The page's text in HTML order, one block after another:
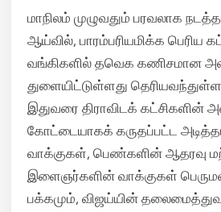
மாநிலம் முழுவதும் பரவலாக
ஆய்வில், பாரம்பரியமிக்க பெரிய
வங்கிகளில் தவெக கணிசமான
துளையிட்டுள்ளது
இதுவரை திராவிடக் கட்சிகளின்
கோட்டையாகக் கருதப்பட்ட
வாக்குகள், பெண்களின் ஆதரவு
இளைஞர்களின் வாக்குகள்
பக்கமும், விஜய்யின்